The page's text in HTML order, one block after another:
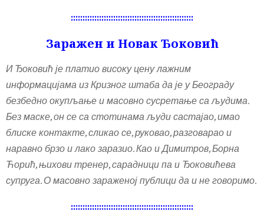
::::::::::::::::::::::::::::::::::::::::::::::::::::
Заражен и Новак Ђоковић
И Ђоковић је платио високу цену лажним
информацијама из Кризног штаба да је у Београду
безбедно окупљање и масовно сусретање са људима.
Без маске, он се са стотинама људи састајао, имао
блиске контакте, сликао се, руковао, разговарао и
наравно брзо и лако заразио. Као и Димитров, Борна
Ћорић, њихови тренер, сарадници па и Ђоковићева
супруга. О масовно зараженој публици да и не говоримо.
::::::::::::::::::::::::::::::::::::::::::::::::::::